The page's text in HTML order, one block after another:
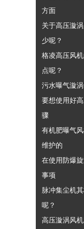
方面
关于高压漩
少呢？
格凌高压风
点呢？
污水曝气漩
要想使用好
骤
有机肥曝气
维护的
在使用防爆
事项
脉冲集尘机
呢？
高压漩涡风